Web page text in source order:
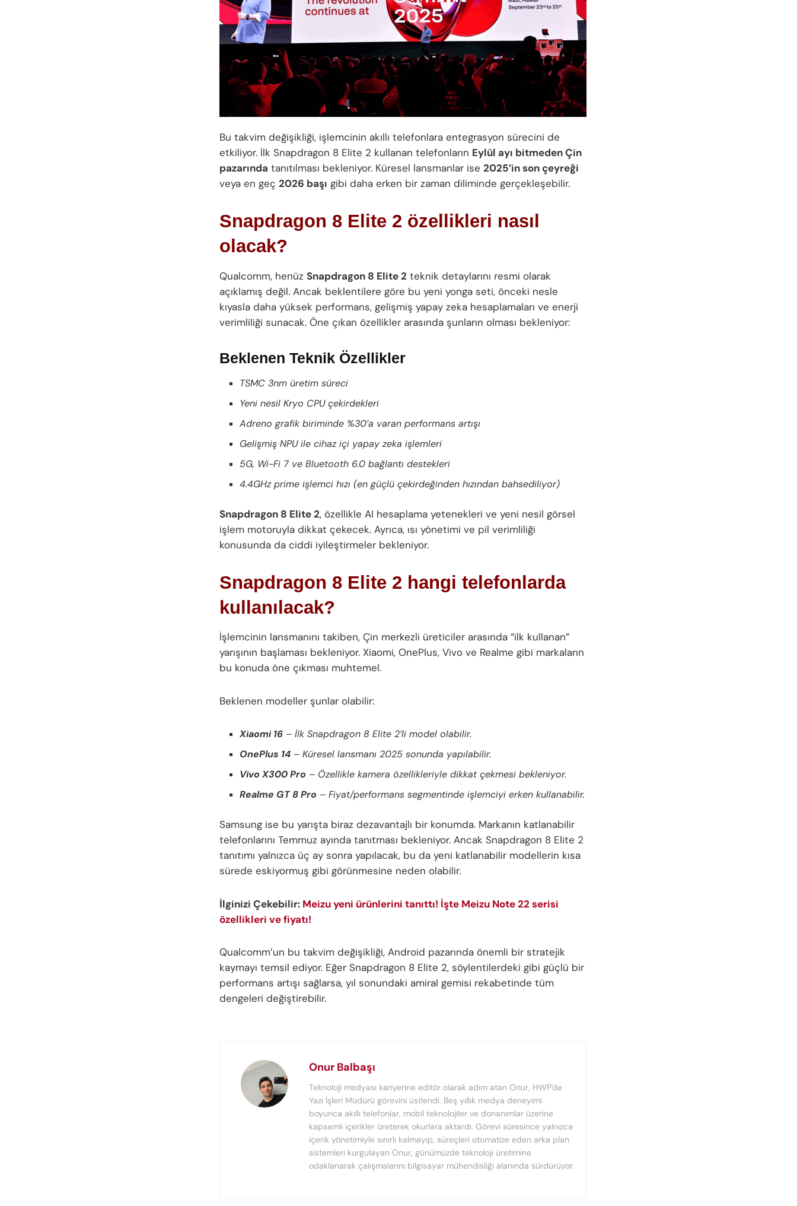
Bu takvim değişikliği, işlemcinin akıllı telefonlara entegrasyon sürecini de
etkiliyor. İlk Snapdragon 8 Elite 2 kullanan telefonların Eylül ayı bitmeden Çin
pazarında tanıtılması bekleniyor. Küresel lansmanlar ise 2025’in son çeyreği
veya en geç 2026 başı gibi daha erken bir zaman diliminde gerçekleşebilir.
Snapdragon 8 Elite 2 özellikleri nasıl
olacak?
Qualcomm, henüz Snapdragon 8 Elite 2 teknik detaylarını resmi olarak
açıklamış değil. Ancak beklentilere göre bu yeni yonga seti, önceki nesle
kıyasla daha yüksek performans, gelişmiş yapay zeka hesaplamaları ve enerji
verimliliği sunacak. Öne çıkan özellikler arasında şunların olması bekleniyor:
Beklenen Teknik Özellikler
TSMC 3nm üretim süreci
Yeni nesil Kryo CPU çekirdekleri
Adreno grafik biriminde %30’a varan performans artışı
Gelişmiş NPU ile cihaz içi yapay zeka işlemleri
5G, Wi-Fi 7 ve Bluetooth 6.0 bağlantı destekleri
4.4GHz prime işlemci hızı (en güçlü çekirdeğinden hızından bahsediliyor)
Snapdragon 8 Elite 2, özellikle AI hesaplama yetenekleri ve yeni nesil görsel
işlem motoruyla dikkat çekecek. Ayrıca, ısı yönetimi ve pil verimliliği
konusunda da ciddi iyileştirmeler bekleniyor.
Snapdragon 8 Elite 2 hangi telefonlarda
kullanılacak?
İşlemcinin lansmanını takiben, Çin merkezli üreticiler arasında “ilk kullanan”
yarışının başlaması bekleniyor. Xiaomi, OnePlus, Vivo ve Realme gibi markaların
bu konuda öne çıkması muhtemel.
Beklenen modeller şunlar olabilir:
Xiaomi 16 – İlk Snapdragon 8 Elite 2’li model olabilir.
OnePlus 14 – Küresel lansmanı 2025 sonunda yapılabilir.
Vivo X300 Pro – Özellikle kamera özellikleriyle dikkat çekmesi bekleniyor.
Realme GT 8 Pro – Fiyat/performans segmentinde işlemciyi erken kullanabilir.
Samsung ise bu yarışta biraz dezavantajlı bir konumda. Markanın katlanabilir
telefonlarını Temmuz ayında tanıtması bekleniyor. Ancak Snapdragon 8 Elite 2
tanıtımı yalnızca üç ay sonra yapılacak, bu da yeni katlanabilir modellerin kısa
sürede eskiyormuş gibi görünmesine neden olabilir.
İlginizi Çekebilir: Meizu yeni ürünlerini tanıttı! İşte Meizu Note 22 serisi
özellikleri ve fiyatı!
Qualcomm’un bu takvim değişikliği, Android pazarında önemli bir stratejik
kaymayı temsil ediyor. Eğer Snapdragon 8 Elite 2, söylentilerdeki gibi güçlü bir
performans artışı sağlarsa, yıl sonundaki amiral gemisi rekabetinde tüm
dengeleri değiştirebilir.
Onur Balbaşı
Teknoloji medyası kariyerine editör olarak adım atan Onur, HWP'de
Yazı İşleri Müdürü görevini üstlendi. Beş yıllık medya deneyimi
boyunca akıllı telefonlar, mobil teknolojiler ve donanımlar üzerine
kapsamlı içerikler üreterek okurlara aktardı. Görevi süresince yalnızca
içerik yönetimiyle sınırlı kalmayıp, süreçleri otomatize eden arka plan
sistemleri kurgulayan Onur, günümüzde teknoloji üretimine
odaklanarak çalışmalarını bilgisayar mühendisliği alanında sürdürüyor.